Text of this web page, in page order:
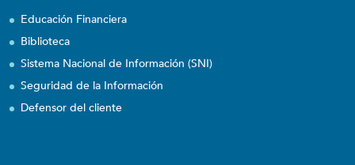
Educación Financiera
Biblioteca
Sistema Nacional de Información (SNI)
Seguridad de la Información
Defensor del cliente